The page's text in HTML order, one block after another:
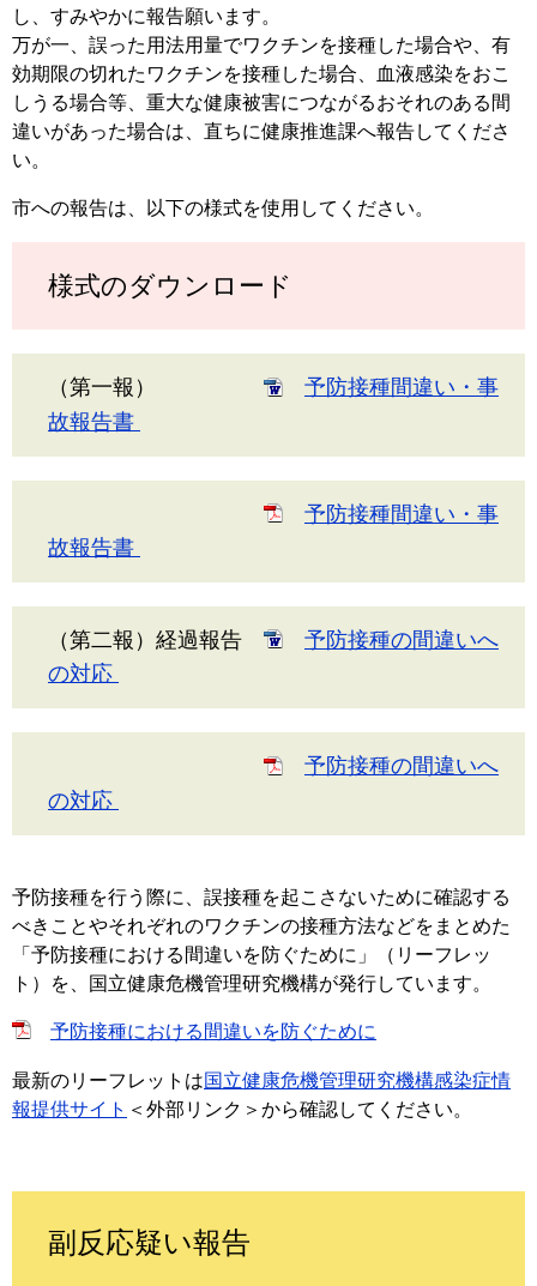
し、すみやかに報告願います。
万が一、誤った用法用量でワクチンを接種した場合や、有
効期限の切れたワクチンを接種した場合、血液感染をおこ
しうる場合等、重大な健康被害につながるおそれのある間
違いがあった場合は、直ちに健康推進課へ報告してくださ
い。
市への報告は、以下の様式を使用してください。
様式のダウンロード
（第一報）
予防接種間違い・事
故報告書
予防接種間違い・事
故報告書
（第二報）経過報告
予防接種の間違いへ
の対応
予防接種の間違いへ
の対応
予防接種を行う際に、誤接種を起こさないために確認する
べきことやそれぞれのワクチンの接種方法などをまとめた
「予防接種における間違いを防ぐために」（リーフレッ
ト）を、国立健康危機管理研究機構が発行しています。
予防接種における間違いを防ぐために
最新のリーフレットは国立健康危機管理研究機構感染症情
報提供サイト ＜外部リンク＞ から確認してください。
副反応疑い報告